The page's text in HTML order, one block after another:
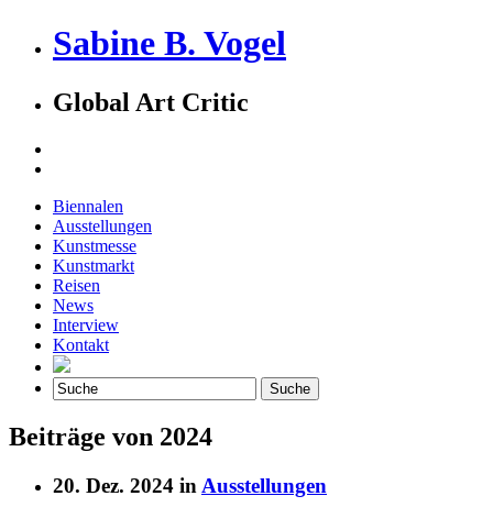
Sabine B. Vogel
Global Art Critic
Biennalen
Ausstellungen
Kunstmesse
Kunstmarkt
Reisen
News
Interview
Kontakt
Beiträge von 2024
20. Dez. 2024 in Ausstellungen